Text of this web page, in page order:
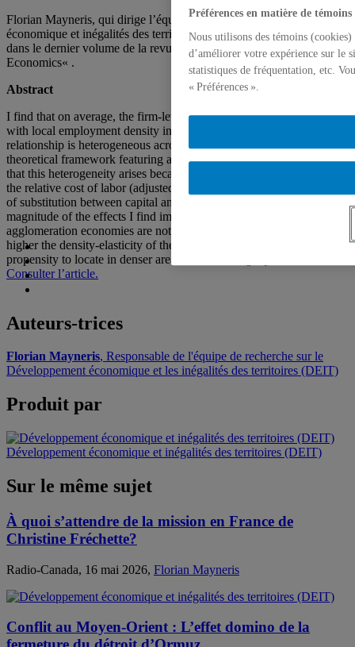
Florian Mayneris, qui dirige l’équipe de recherche Développement
économique et inégalités des territoires (DEIT), a publié un article
dans le dernier volume de la revue «
Regional Science and Urban
Economics« .
Abstract
I find that on average, the firm-level labor share slightly increases
with local employment density in the manufacturing sector, but this
relationship is heterogeneous across industries. Through the lens of a
theoretical framework featuring a CES production function, I show
that this heterogeneity arises because both the density-elasticity of
the relative cost of labor (adjusted for productivity) and the elasticity
of substitution between capital and labor vary across industries. The
magnitude of the effects I find implies that in several industries,
agglomeration economies are not Hicks-neutral. Moreover, the
higher the density-elasticity of the firms’ labor share, the lower their
propensity to locate in denser areas, all else being equal.
Consulter l’article.
Auteurs-trices
Florian Mayneris, Responsable de l'équipe de recherche sur le
Développement économique et les inégalités des territoires (DEIT)
Produit par
Développement économique et inégalités des territoires (DEIT)
Sur le même sujet
À quoi s’attendre de la mission en France de
Christine Fréchette?
Radio-Canada, 16 mai 2026, Florian Mayneris
Conflit au Moyen-Orient : L’effet domino de la
Préférences en matière de témoins
Nous utilisons des témoins
d’améliorer votre expérience sur le
statistiques de fréquentation, etc.
« Préférences ».